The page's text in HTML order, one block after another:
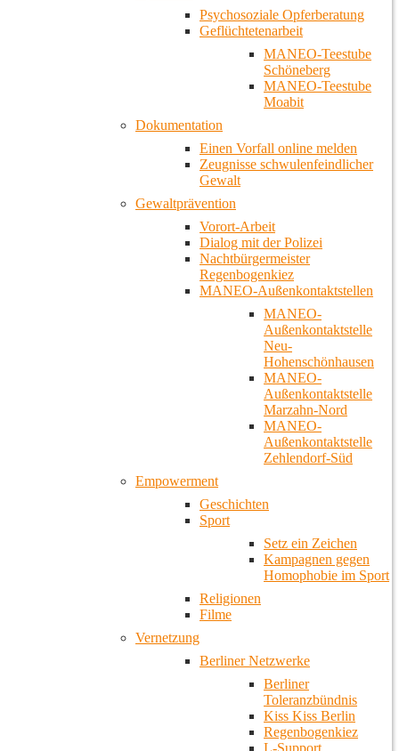
Psychosoziale Opferberatung
Geflüchtetenarbeit
MANEO-Teestube
Schöneberg
MANEO-Teestube
Moabit
Dokumentation
Einen Vorfall online melden
Zeugnisse schwulenfeindlicher
Gewalt
Gewaltprävention
Vorort-Arbeit
Dialog mit der Polizei
Nachtbürgermeister
Regenbogenkiez
MANEO-Außenkontaktstellen
MANEO-
Außenkontaktstelle
Neu-
Hohenschönhausen
MANEO-
Außenkontaktstelle
Marzahn-Nord
MANEO-
Außenkontaktstelle
Zehlendorf-Süd
Empowerment
Geschichten
Sport
Setz ein Zeichen
Kampagnen gegen
Homophobie im Sport
Religionen
Filme
Vernetzung
Berliner Netzwerke
Berliner
Toleranzbündnis
Kiss Kiss Berlin
Regenbogenkiez
L-Support